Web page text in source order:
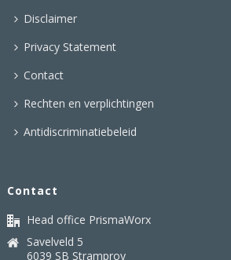
Disclaimer
Privacy Statement
Contact
Rechten en verplichtingen
Antidiscriminatiebeleid
Contact
Head office PrismaWorx
Savelveld 5
6039 SB Stramproy